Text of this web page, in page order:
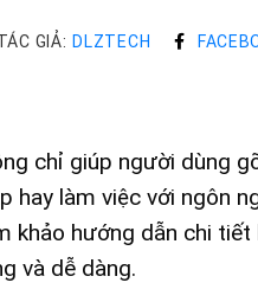
GIẢ: DLZTECH
chỉ giúp người dùng
hay làm việc với ngôn
khảo hướng dẫn chi
và dễ dàng.